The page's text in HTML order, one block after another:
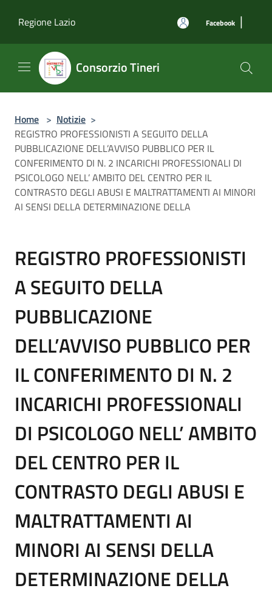
Regione Lazio
Facebook |
Consorzio Tineri
Home > Notizie >
REGISTRO PROFESSIONISTI A SEGUITO DELLA
PUBBLICAZIONE DELL’AVVISO PUBBLICO PER IL
CONFERIMENTO DI N. 2 INCARICHI PROFESSIONALI DI
PSICOLOGO NELL’ AMBITO DEL CENTRO PER IL
CONTRASTO DEGLI ABUSI E MALTRATTAMENTI AI MINORI
AI SENSI DELLA DETERMINAZIONE DELLA
REGISTRO PROFESSIONISTI
A SEGUITO DELLA
PUBBLICAZIONE
DELL’AVVISO PUBBLICO PER
IL CONFERIMENTO DI N. 2
INCARICHI PROFESSIONALI
DI PSICOLOGO NELL’ AMBITO
DEL CENTRO PER IL
CONTRASTO DEGLI ABUSI E
MALTRATTAMENTI AI
MINORI AI SENSI DELLA
DETERMINAZIONE DELLA